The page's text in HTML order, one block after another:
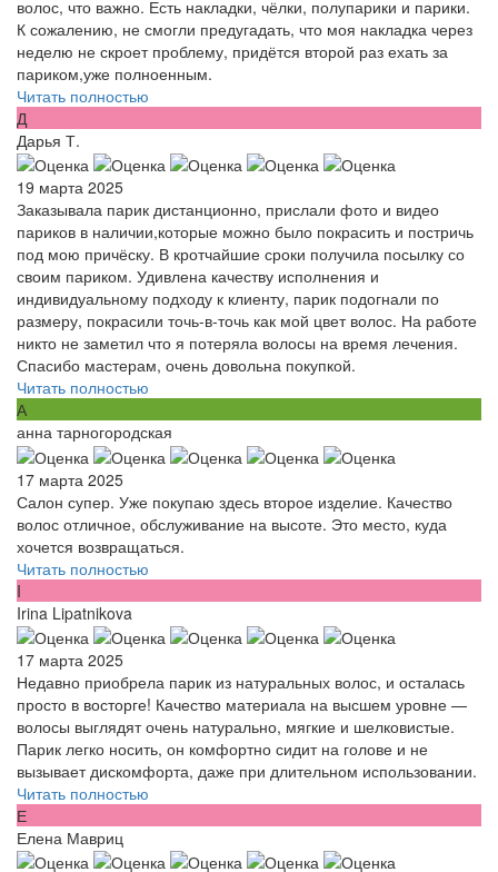
волос, что важно. Есть накладки, чёлки, полупарики и парики.
К сожалению, не смогли предугадать, что моя накладка через
неделю не скроет проблему, придётся второй раз ехать за
париком,уже полноенным.
Читать полностью
Д
Дарья Т.
19 марта 2025
Заказывала парик дистанционно, прислали фото и видео
париков в наличии,которые можно было покрасить и постричь
под мою причёску. В кротчайшие сроки получила посылку со
своим париком. Удивлена качеству исполнения и
индивидуальному подходу к клиенту, парик подогнали по
размеру, покрасили точь-в-точь как мой цвет волос. На работе
никто не заметил что я потеряла волосы на время лечения.
Спасибо мастерам, очень довольна покупкой.
Читать полностью
А
анна тарногородская
17 марта 2025
Салон супер. Уже покупаю здесь второе изделие. Качество
волос отличное, обслуживание на высоте. Это место, куда
хочется возвращаться.
Читать полностью
I
Irina Lipatnikova
17 марта 2025
Недавно приобрела парик из натуральных волос, и осталась
просто в восторге! Качество материала на высшем уровне —
волосы выглядят очень натурально, мягкие и шелковистые.
Парик легко носить, он комфортно сидит на голове и не
вызывает дискомфорта, даже при длительном использовании.
Читать полностью
Е
Елена Мавриц